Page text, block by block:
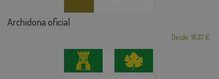
Archidona oficial
Desde: 18,37 €